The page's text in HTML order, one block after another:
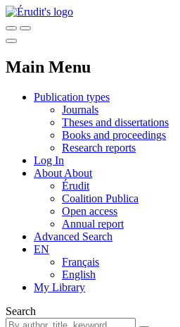
Main Menu
Publication types
Journals
Theses and dissertations
Books and proceedings
Research reports
Log In
About About
Érudit
Coalition Publica
Open access
Annual report
Advanced Search
EN
Français
English
My Library
Search